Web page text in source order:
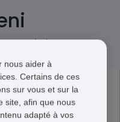
nous aider à
Certains de ces
sur vous et sur la
site, afin que nous
adapté à vos